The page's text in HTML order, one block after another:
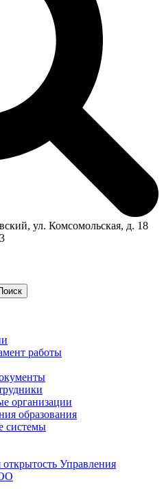
ул. Комсомольская, д. 18
работы
организации
образования
системы
Управления